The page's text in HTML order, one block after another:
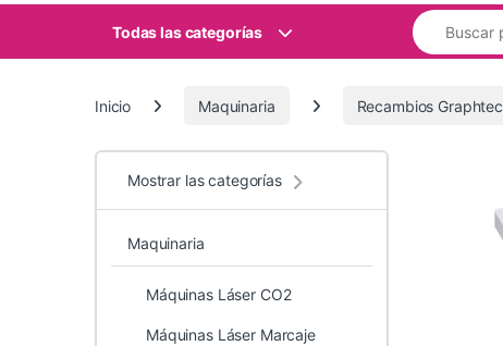
Todas las categorías
Buscar:
Inicio Maquinaria Recambios Graphtec
Mostrar las categorías
Maquinaria
Máquinas Láser CO2
Máquinas Láser Marcaje